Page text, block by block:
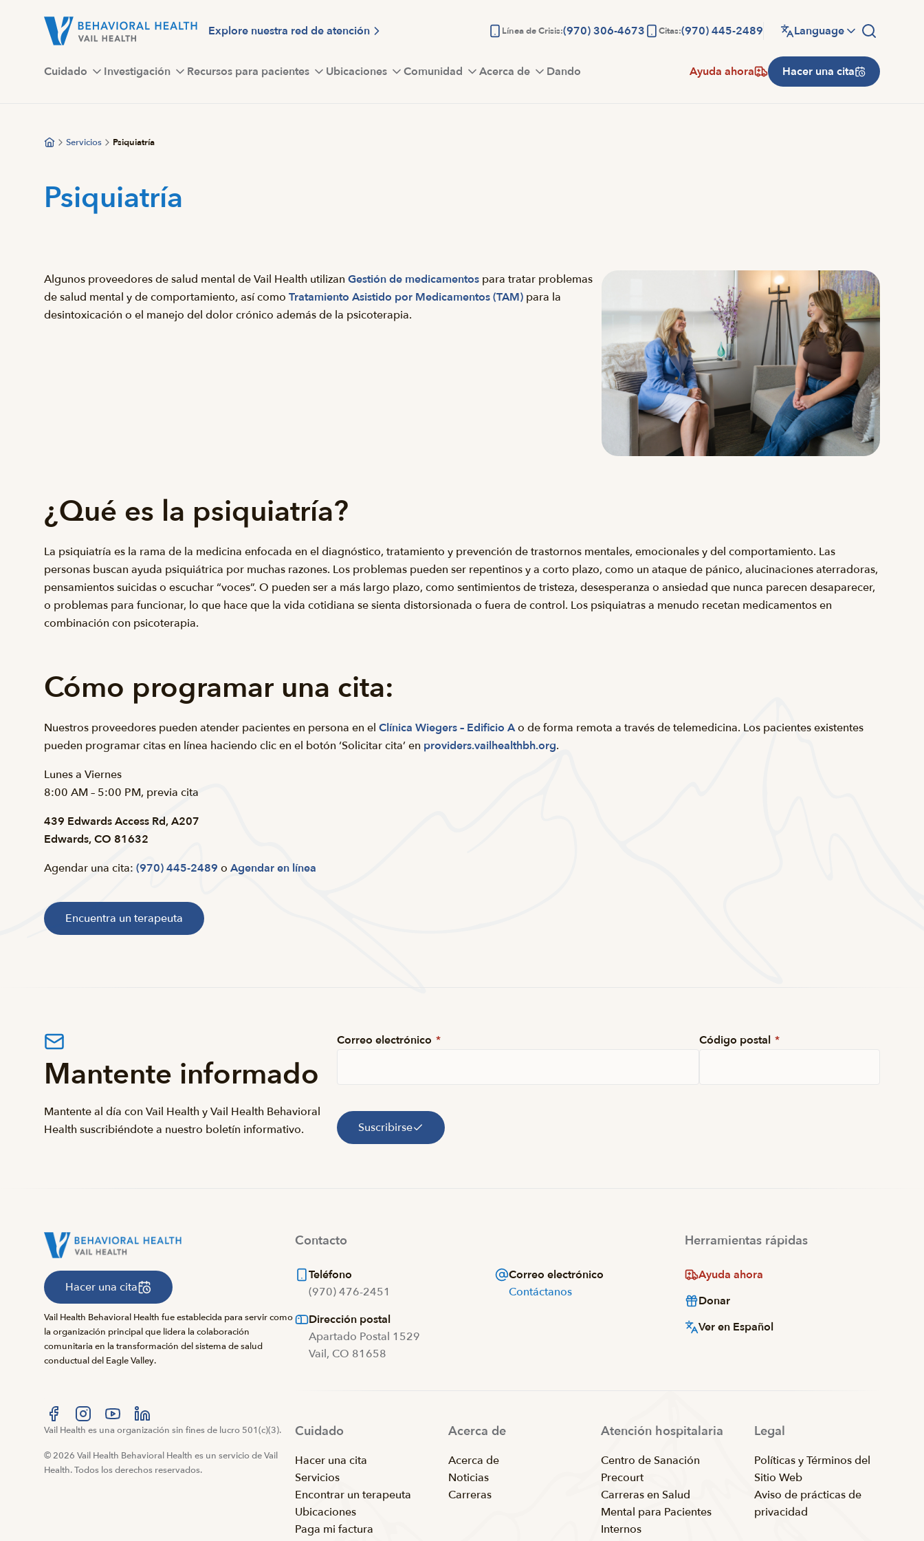
Explore nuestra red de atención Línea de Crisis:(970) 306-4673 Citas:(970) 445-2489 Language
Cuidado Investigación Recursos para pacientes Ubicaciones Comunidad Acerca de Dando Ayuda ahora Hacer una cita
Servicios Psiquiatría
Psiquiatría
Algunos proveedores de salud mental de Vail Health utilizan Gestión de medicamentos para tratar problemas
de salud mental y de comportamiento, así como Tratamiento Asistido por Medicamentos (TAM) para la
desintoxicación o el manejo del dolor crónico además de la psicoterapia.
¿Qué es la psiquiatría?
La psiquiatría es la rama de la medicina enfocada en el diagnóstico, tratamiento y prevención de trastornos mentales, emocionales y del comportamiento. Las
personas buscan ayuda psiquiátrica por muchas razones. Los problemas pueden ser repentinos y a corto plazo, como un ataque de pánico, alucinaciones aterradoras,
pensamientos suicidas o escuchar “voces”. O pueden ser a más largo plazo, como sentimientos de tristeza, desesperanza o ansiedad que nunca parecen desaparecer,
o problemas para funcionar, lo que hace que la vida cotidiana se sienta distorsionada o fuera de control. Los psiquiatras a menudo recetan medicamentos en
combinación con psicoterapia.
Cómo programar una cita:
Nuestros proveedores pueden atender pacientes en persona en el Clínica Wiegers – Edificio Ao de forma remota a través de telemedicina. Los pacientes existentes
pueden programar citas en línea haciendo clic en el botón ‘Solicitar cita’ en providers.vailhealthbh.org.
Lunes a Viernes
8:00 AM – 5:00 PM, previa cita
439 Edwards Access Rd, A207
Edwards, CO 81632
Agendar una cita: (970) 445-2489 o Agendar en línea
Encuentra un terapeuta
Mantente informado
Mantente al día con Vail Health y Vail Health Behavioral
Health suscribiéndote a nuestro boletín informativo.
Correo electrónico * Código postal *
Suscribirse
Hacer una cita
Vail Health Behavioral Health fue establecida para servir como
la organización principal que lidera la colaboración
comunitaria en la transformación del sistema de salud
conductual del Eagle Valley.
Visítanos en Facebook
Visítanos en Instagram
Visítanos en YouTube
Visítanos en LinkedIn
Vail Health es una organización sin fines de lucro 501(c)(3).
© 2026 Vail Health Behavioral Health es un servicio de Vail
Health. Todos los derechos reservados.
Contacto
Teléfono
(970) 476-2451
Correo electrónico
Contáctanos
Dirección postal
Apartado Postal 1529
Vail, CO 81658
Herramientas rápidas
Ayuda ahora
Donar
Ver en Español
Cuidado
Hacer una cita
Servicios
Encontrar un terapeuta
Ubicaciones
Paga mi factura
Acerca de
Acerca de
Noticias
Carreras
Atención hospitalaria
Centro de Sanación
Precourt
Carreras en Salud
Mental para Pacientes
Internos
Legal
Políticas y Términos del
Sitio Web
Aviso de prácticas de
privacidad